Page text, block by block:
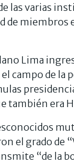
las varias
miembros
Lima
campo de
también era
el grado de
“de la